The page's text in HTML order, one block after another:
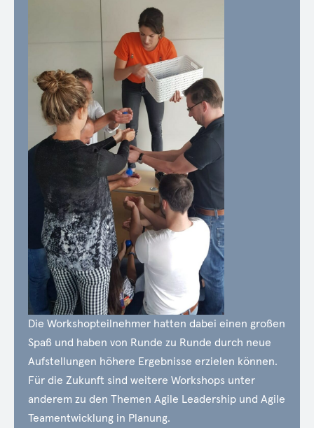
Die Workshopteilnehmer hatten dabei einen großen
Spaß und haben von Runde zu Runde durch neue
Aufstellungen höhere Ergebnisse erzielen können.
Für die Zukunft sind weitere Workshops unter
anderem zu den Themen Agile Leadership und Agile
Teamentwicklung in Planung.